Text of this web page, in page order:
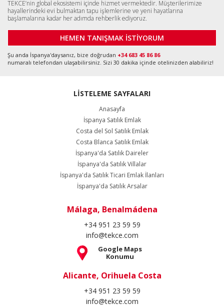
TEKCE’nin global ekosistemi içinde hizmet vermektedir. Müşterilerimize
hayallerindeki evi bulmaktan tapu işlemlerine ve yeni hayatlarına
başlamalarına kadar her adımda rehberlik ediyoruz.
HEMEN TANIŞMAK İSTİYORUM
Şu anda İspanya'daysanız, bize doğrudan +34 683 45 86 86
numaralı telefondan ulaşabilirsiniz. Sizi 30 dakika içinde otelinizden alabiliriz!
LİSTELEME SAYFALARI
Anasayfa
İspanya Satılık Emlak
Costa del Sol Satılık Emlak
Costa Blanca Satılık Emlak
İspanya'da Satılık Daireler
İspanya'da Satılık Villalar
İspanya'da Satılık Ticari Emlak İlanları
İspanya'da Satılık Arsalar
Málaga, Benalmádena
+34 951 23 59 59
info@tekce.com
Google Maps
Konumu
Alicante, Orihuela Costa
+34 951 23 59 59
info@tekce.com